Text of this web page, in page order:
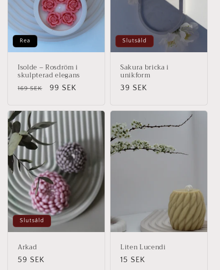
Rea
Isolde – Rosdröm i
skulpterad elegans
Ordinarie
169 SEK Försäljningspris
99 SEK
Slutsåld
Sakura bricka i
unikform
Ordinarie
39 SEK
Slutsåld
Arkad
Ordinarie
59 SEK
Liten Lucendi
Ordinarie
15 SEK